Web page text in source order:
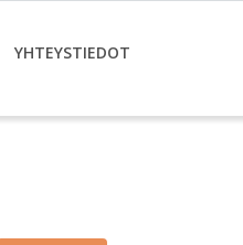
YHTEYSTIEDOT